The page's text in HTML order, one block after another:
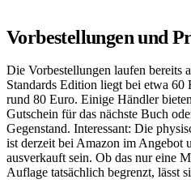
Vorbestellungen und
Die Vorbestellungen laufen bereits
Standards Edition liegt bei etwa
rund 80 Euro. Einige Händler
Gutschein für das nächste Buch
Gegenstand. Interessant: Die
ist derzeit bei Amazon im Angebot
ausverkauft sein. Ob das nur eine
Auflage tatsächlich begrenzt, lässt